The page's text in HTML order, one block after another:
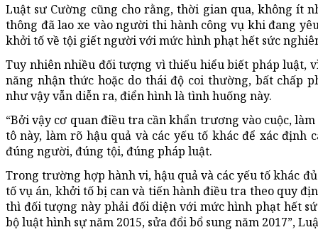
Luật sư Cường cũng cho rằng, thời gian qua, không ít
thông đã lao xe vào người thi hành công vụ khi đang
khởi tố về tội giết người với mức hình phạt hết sức
Tuy nhiên nhiều đối tượng vì thiếu hiểu biết pháp luật,
năng nhận thức hoặc do thái độ coi thường, bất chấp
như vậy vẫn diễn ra, điển hình là tình huống này.
“Bởi vậy cơ quan điều tra cần khẩn trương vào cuộc,
tô này, làm rõ hậu quả và các yếu tố khác để xác định
đúng người, đúng tội, đúng pháp luật.
Trong trường hợp hành vi, hậu quả và các yếu tố khác
tố vụ án, khởi tố bị can và tiến hành điều tra theo quy
thì đối tượng này phải đối diện với mức hình phạt hết
bộ luật hình sự năm 2015, sửa đổi bổ sung năm 2017”,